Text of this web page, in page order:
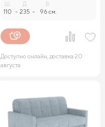
110 -
Д.
235 -
В.
96 см.
Доступно онлайн, доставка 20
августа